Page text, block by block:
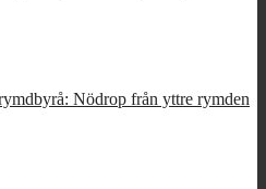
Nödrop från yttre rymden